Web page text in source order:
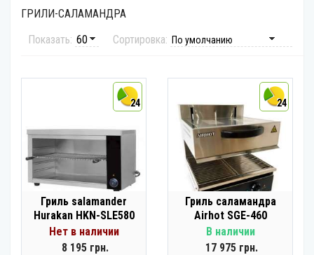
ГРИЛИ-САЛАМАНДРА
Показать:
Сортировка:
24
Гриль salamander
Hurakan HKN-SLE580
Нет в наличии
8 195 грн.
24
Гриль саламандра
Airhot SGE-460
В наличии
17 975 грн.